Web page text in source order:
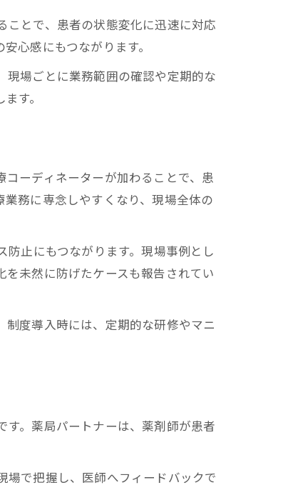
とで、患者の状態変化に迅速に対応
心感にもつながります。
場ごとに業務範囲の確認や定期的な
す。
ーディネーターが加わることで、患
務に専念しやすくなり、現場全体の
止にもつながります。現場事例とし
未然に防げたケースも報告されてい
度導入時には、定期的な研修やマニ
。薬局パートナーは、薬剤師が患者
で把握し、医師へフィードバックで